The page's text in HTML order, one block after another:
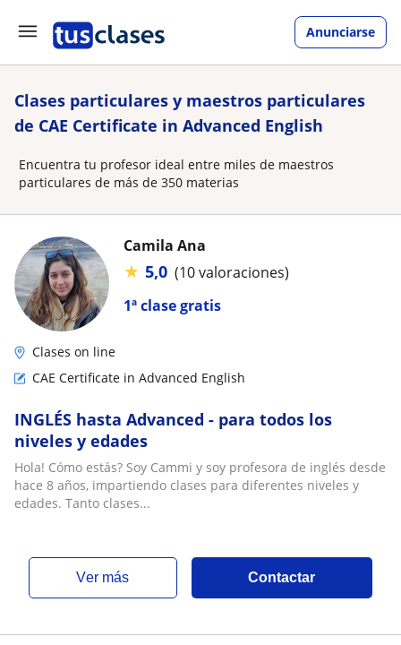
Anunciarse
Clases particulares y maestros particulares
de CAE Certificate in Advanced English
Encuentra tu profesor ideal entre miles de maestros
particulares de más de 350 materias
1ª clase gratis
Camila Ana
★ 5,0 (10 valoraciones)
Clases on line
CAE Certificate in Advanced English
INGLÉS hasta Advanced - para todos los
niveles y edades
Hola! Cómo estás? Soy Cammi y soy profesora de inglés desde
hace 8 años, impartiendo clases para diferentes niveles y
edades. Tanto clases...
ver más Contactar